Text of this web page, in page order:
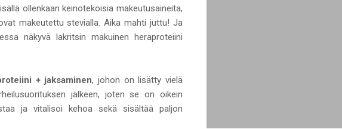
ollenkaan keinotekoisia makeutusaineita,
makeutettu stevialla. Aika mahti juttu! Ja
näkyvä lakritsin makuinen heraproteiini
+ jaksaminen, johon on lisätty vielä
jälkeen, joten se on oikein
ja vitalisoi kehoa sekä sisältää paljon